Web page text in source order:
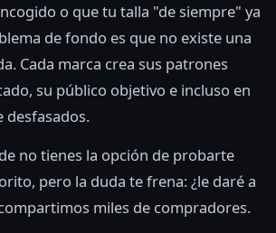
o que tu talla "de siempre" ya
de fondo es que no existe una
Cada marca crea sus patrones
su público objetivo e incluso en
desfasados.
no tienes la opción de probarte
pero la duda te frena: ¿le daré a
miles de compradores.